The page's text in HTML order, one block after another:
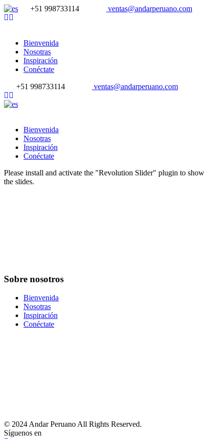
+51 998733114 ventas@andarperuano.com
Bienvenida
Nosotras
Inspiración
Conéctate
+51 998733114 ventas@andarperuano.com
Bienvenida
Nosotras
Inspiración
Conéctate
Please install and activate the "Revolution Slider" plugin to show
the slides.
Sobre nosotros
Bienvenida
Nosotras
Inspiración
Conéctate
© 2024 Andar Peruano All Rights Reserved.
Síguenos en